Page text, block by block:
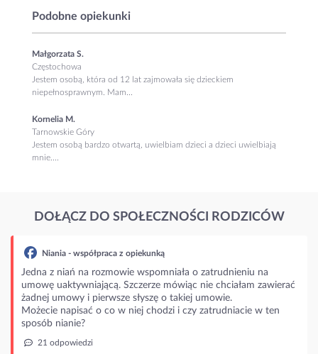
Podobne opiekunki
Małgorzata S.
Częstochowa
Jestem osobą, która od 12 lat zajmowała się dzieckiem
niepełnosprawnym. Mam...
Kornelia M.
Tarnowskie Góry
Jestem osobą bardzo otwartą, uwielbiam dzieci a dzieci uwielbiają
mnie....
DOŁĄCZ DO SPOŁECZNOŚCI RODZICÓW
- współpraca z opiekunką
na rozmowie wspomniała o zatrudnieniu na
Szczerze mówiąc nie chciałam zawierać
i pierwsze słyszę o takiej umowie.
napisać o co w niej chodzi i czy zatrudniacie w ten